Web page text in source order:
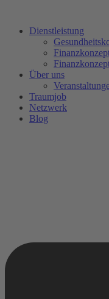
springenDienstleistung
Über uns
Traumjob
Netzwerk
Blog